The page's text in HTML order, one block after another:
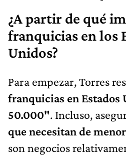
¿A partir de qué
franquicias en los
Unidos?
Para empezar, Torres
franquicias en Estados
50.000". Incluso,
que necesitan de
son negocios